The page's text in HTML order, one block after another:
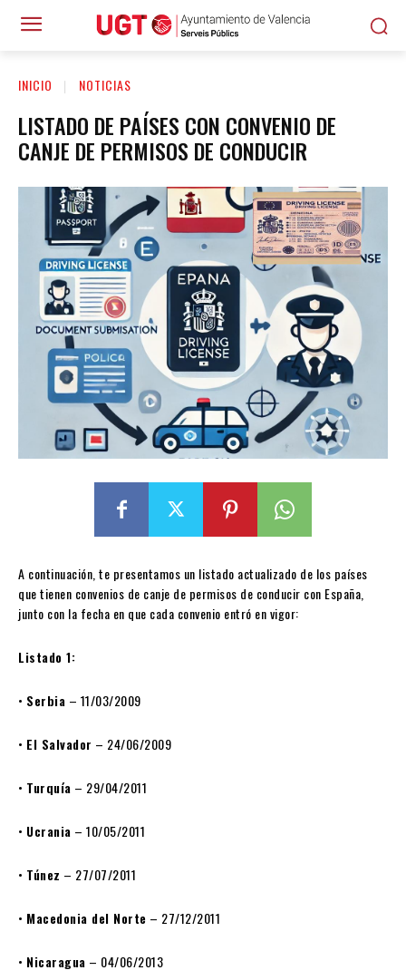
INICIO NOTICIAS
LISTADO DE PAÍSES CON CONVENIO DE
CANJE DE PERMISOS DE CONDUCIR
A continuación, te presentamos un listado actualizado de los países
que tienen convenios de canje de permisos de conducir con España,
junto con la fecha en que cada convenio entró en vigor:
Listado 1:
• Serbia – 11/03/2009
• El Salvador – 24/06/2009
• Turquía – 29/04/2011
• Ucrania – 10/05/2011
• Túnez – 27/07/2011
• Macedonia del Norte – 27/12/2011
• Nicaragua – 04/06/2013